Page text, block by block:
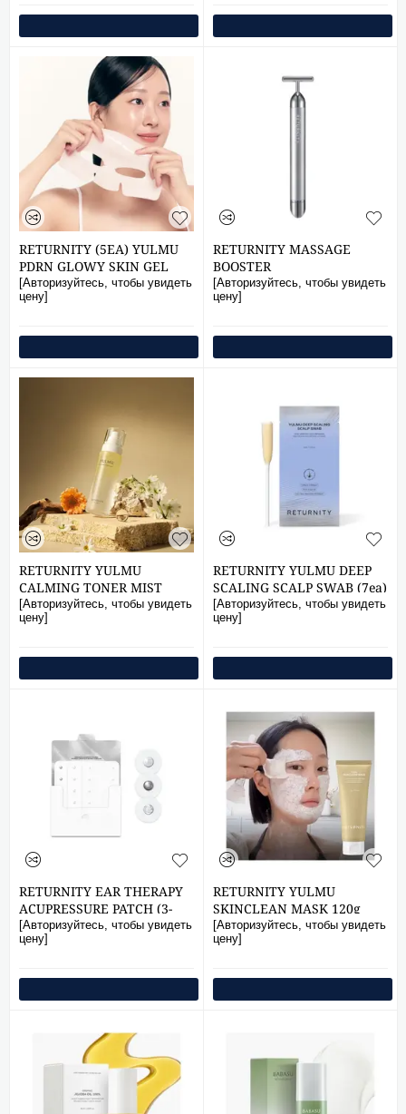
RETURNITY (5EA) YULMU
PDRN GLOWY SKIN GEL
MASK
[Авторизуйтесь, чтобы увидеть
цену]
RETURNITY MASSAGE
BOOSTER
[Авторизуйтесь, чтобы увидеть
цену]
RETURNITY YULMU
CALMING TONER MIST
100ml
[Авторизуйтесь, чтобы увидеть
цену]
RETURNITY YULMU DEEP
SCALING SCALP SWAB (7ea)
[Авторизуйтесь, чтобы увидеть
цену]
RETURNITY EAR THERAPY
ACUPRESSURE PATCH (3-
MIX)
[Авторизуйтесь, чтобы увидеть
цену]
RETURNITY YULMU
SKINCLEAN MASK 120g
[Авторизуйтесь, чтобы увидеть
цену]